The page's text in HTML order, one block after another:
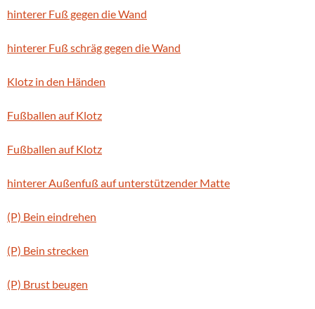
hinterer Fuß gegen die Wand
hinterer Fuß schräg gegen die Wand
Klotz in den Händen
Fußballen auf Klotz
Fußballen auf Klotz
hinterer Außenfuß auf unterstützender Matte
(P) Bein eindrehen
(P) Bein strecken
(P) Brust beugen